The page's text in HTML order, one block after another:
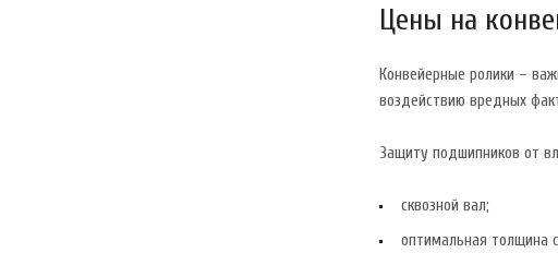
Цены на
Конвейерные ролики –
воздействию вредных
Защиту подшипников от
сквозной вал;
оптимальная толщина